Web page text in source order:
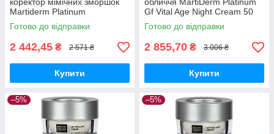
Martiderm Platinum
Expression Gel, 15 мл
Готово до відправки
2 442,45 ₴ 2 571 ₴
Купити
Gf Vital Age Night Cream 50
мл
Готово до відправки
2 855,70 ₴ 3 006 ₴
Купити
–5% –5%